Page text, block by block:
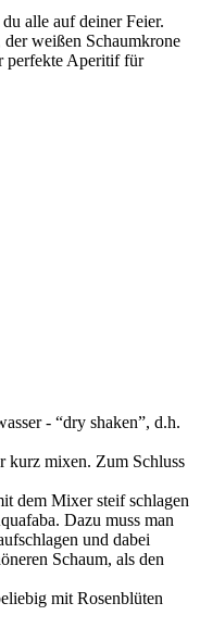
alle auf deiner Feier.
der weißen Schaumkrone
perfekte Aperitif für
- “dry shaken”, d.h.
kurz mixen. Zum Schluss
dem Mixer steif schlagen
Dazu muss man
und dabei
Schaum, als den
mit Rosenblüten